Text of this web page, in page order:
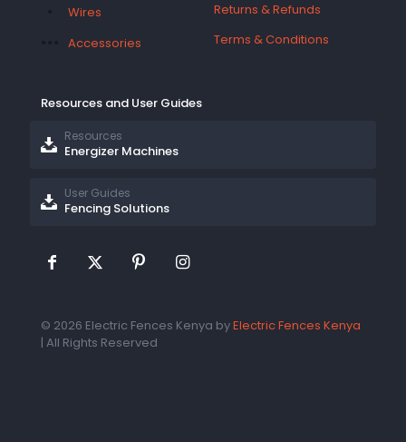
Wires
Accessories
Returns & Refunds
Terms & Conditions
Resources and User Guides
Energizer Machines
Resources
Fencing Solutions
User Guides
© 2026 Electric Fences Kenya byElectric Fences Kenya
| All Rights Reserved